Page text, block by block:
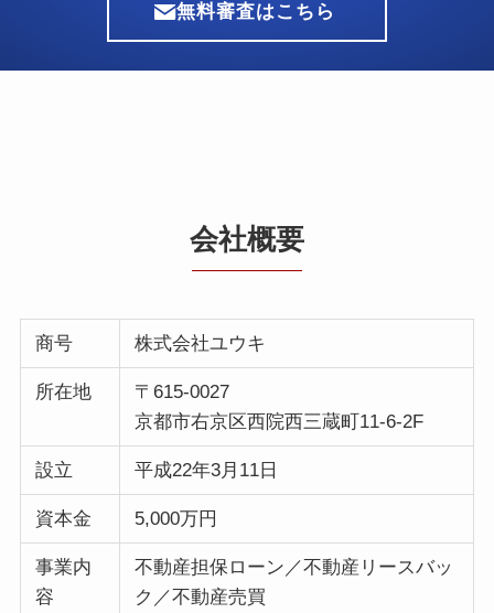
無料審査はこちら
会社概要
商号 株式会社ユウキ
所在地
〒615-0027
京都市右京区西院西三蔵町11-6-2F
設立 平成22年3月11日
資本金 5,000万円
事業内
容
不動産担保ローン／不動産リースバッ
ク／不動産売買